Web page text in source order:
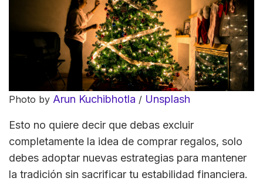
Photo by Arun Kuchibhotla / Unsplash
Esto no quiere decir que debas excluir
completamente la idea de comprar regalos, solo
debes adoptar nuevas estrategias para mantener
la tradición sin sacrificar tu estabilidad financiera.